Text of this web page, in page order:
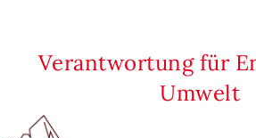
Verantwortung für
Umwelt